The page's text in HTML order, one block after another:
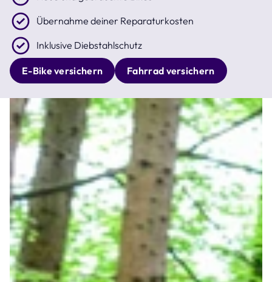
Übernahme deiner Reparaturkosten
Inklusive Diebstahlschutz
E-Bike versichern Fahrrad versichern